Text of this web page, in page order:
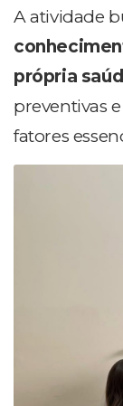
A atividade
própria
preventivas
fatores